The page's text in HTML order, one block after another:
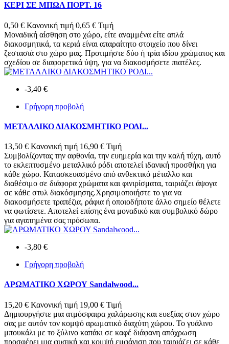
ΚΕΡΙ ΣΕ ΜΠΩΛ ΠΟΡΤ. 16
0,50 € Κανονική τιμή 0,65 € Τιμή
Μοναδική αίσθηση στο χώρο, είτε αναμμένα είτε απλά
διακοσμητικά, τα κεριά είναι απαραίτητο στοιχείο που δίνει
ζεστασιά στο χώρο μας. Προτιμήστε δύο ή τρία ιδίου χρώματος και
σχεδίου σε διαφορετικά ύψη, για να διακοσμήσετε πιατέλες.
-3,40 €
Γρήγορη προβολή
ΜΕΤΑΛΛΙΚΟ ΔΙΑΚΟΣΜΗΤΙΚΟ ΡΟΔΙ...
13,50 € Κανονική τιμή 16,90 € Τιμή
Συμβολίζοντας την αφθονία, την ευημερία και την καλή τύχη, αυτό
το εκλεπτυσμένο μεταλλικό ρόδι αποτελεί ιδανική προσθήκη για
κάθε χώρο. Κατασκευασμένο από ανθεκτικό μέταλλο και
διαθέσιμο σε διάφορα χρώματα και φινιρίσματα, ταιριάζει άψογα
σε κάθε στυλ διακόσμησης.Χρησιμοποιήστε το για να
διακοσμήσετε τραπέζια, ράφια ή οποιοδήποτε άλλο σημείο θέλετε
να φωτίσετε. Αποτελεί επίσης ένα μοναδικό και συμβολικό δώρο
για αγαπημένα σας πρόσωπα.
-3,80 €
Γρήγορη προβολή
ΑΡΩΜΑΤΙΚΟ ΧΩΡΟΥ Sandalwood...
15,20 € Κανονική τιμή 19,00 € Τιμή
Δημιουργήστε μια ατμόσφαιρα χαλάρωσης και ευεξίας στον χώρο
σας με αυτόν τον κομψό αρωματικό διαχύτη χώρου. Το γυάλινο
μπουκάλι με το ξύλινο καπάκι σε καφέ διάφανη απόχρωση
προσφέρει μια φυσική και κομψή εμφάνιση που ταιριάζει σε κάθε